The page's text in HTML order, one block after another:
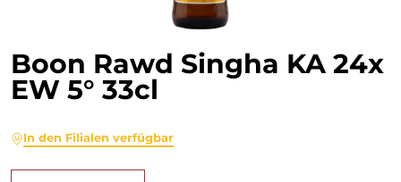
Boon Rawd Singha KA 24x
EW 5° 33cl
In den Filialen verfügbar